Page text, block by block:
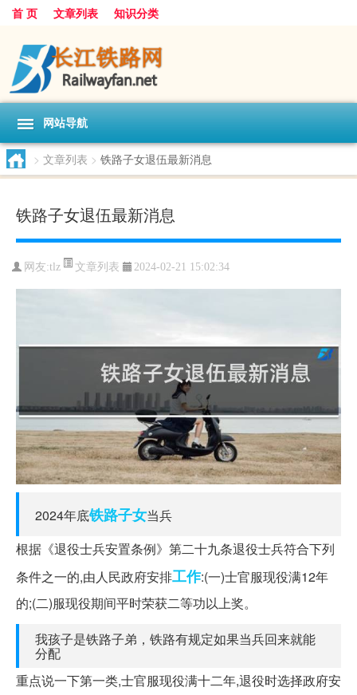
首 页 文章列表 知识分类
网站导航
> 文章列表 > 铁路子女退伍最新消息
铁路子女退伍最新消息
网友:tlz 文章列表 2024-02-21 15:02:34
2024年底铁路子女当兵
根据《退役士兵安置条例》第二十九条退役士兵符合下列
条件之一的,由人民政府安排工作:(一)士官服现役满12年
的;(二)服现役期间平时荣获二等功以上奖。
我孩子是铁路子弟，铁路有规定如果当兵回来就能
分配
重点说一下第一类,士官服现役满十二年,退役时选择政府安